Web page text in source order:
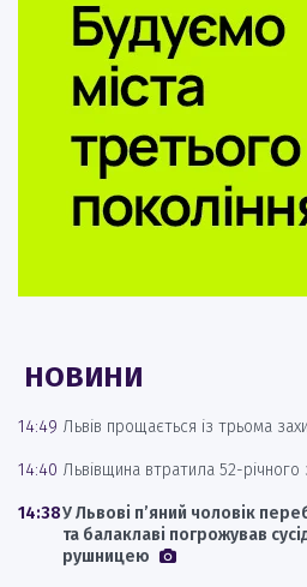
НОВИНИ
14:49 Львів прощається із трьома
14:40 Львівщина втратила 52-річного
14:38У Львові п’яний чоловік
та балаклаві погрожував
рушницею